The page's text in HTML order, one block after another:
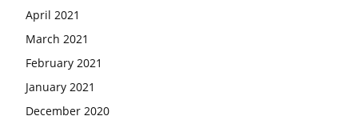
April 2021
March 2021
February 2021
January 2021
December 2020